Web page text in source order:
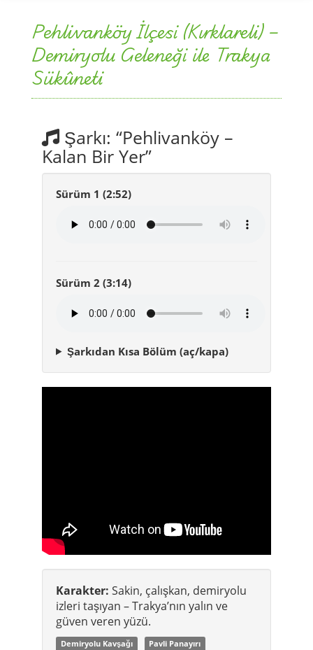
Pehlivanköy İlçesi (Kırklareli) –
Demiryolu Geleneği ile Trakya
Sükûneti
Şarkı: “Pehlivanköy –
Kalan Bir Yer”
Sürüm 1 (2:52)
Sürüm 2 (3:14)
Şarkıdan Kısa Bölüm (aç/kapa)
Karakter: Sakin, çalışkan, demiryolu
izleri taşıyan – Trakya’nın yalın ve
güven veren yüzü.
Demiryolu Kavşağı
Pavli Panayırı